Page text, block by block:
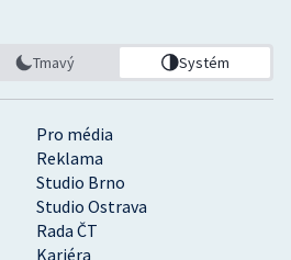
Pro média
Reklama
Studio Brno
Studio Ostrava
Rada ČT
Kariéra
Tmavý Systém